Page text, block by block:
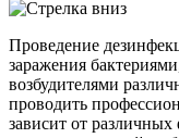
Проведение
заражения
возбудителями
проводить
зависит от